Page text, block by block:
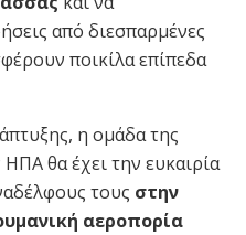
από διεσπαρμένες
ποικίλα επίπεδα
η ομάδα της
θα έχει την ευκαιρία
τους στην
αεροπορία